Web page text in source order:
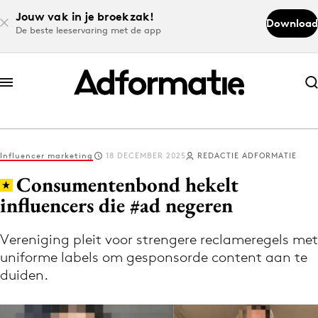
Jouw vak in je broekzak!
De beste leeservaring met de app
Download
Abonneer nu
Abonneer nu
Log in
Download de app
Volg het laatste nieuws via de Adformatie
Nieuws app
Influencer marketing 18 DECEMBER 2025 REDACTIE ADFORMATIE
Consumentenbond hekelt
influencers die #ad negeren
Vereniging pleit voor strengere reclameregels met
uniforme labels om gesponsorde content aan te
duiden.